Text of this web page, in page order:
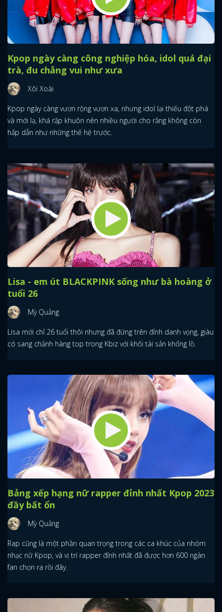
Kpop ngày càng công nghiệp hóa, idol quá đại
trà, đu chẳng vui như xưa
Xôi Xoài
Kpop ngày càng vươn rộng vươn xa, nhưng idol lại thiếu đột phá
và mới lạ, khá rập khuôn nên nhiều người cho rằng không còn
hấp dẫn như những thế hệ trước.
Lisa - em út BLACKPINK sống như bà hoàng ở
tuổi 26
Mỳ Quảng
Lisa mới chỉ 26 tuổi thôi nhưng đã đứng trên đỉnh danh vọng, giàu
có sang chảnh hàng top trong Kbiz với khối tài sản khổng lồ.
Bảng xếp hạng nữ rapper đỉnh nhất Kpop 2023
đầy bất ổn
Mỳ Quảng
Rap cũng là một phần quan trọng trong các ca khúc của nhóm
nhạc nữ Kpop, và vị trí rapper đỉnh nhất đã được hơn 600 ngàn
fan chọn ra rồi đây.